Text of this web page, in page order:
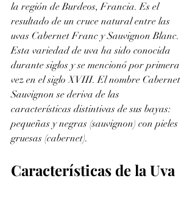
la región de Burdeos, Francia. Es el
resultado de un cruce natural entre las
uvas Cabernet Franc y Sauvignon Blanc.
Esta variedad de uva ha sido conocida
durante siglos y se mencionó por primera
vez en el siglo XVIII. El nombre Cabernet
Sauvignon se deriva de las
características distintivas de sus bayas:
pequeñas y negras (sauvignon) con pieles
gruesas (cabernet).
Características de la Uva